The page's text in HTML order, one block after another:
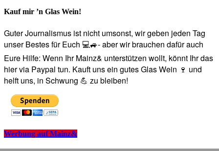
Kauf mir ’n Glas Wein!
Guter Journalismus ist nicht umsonst, wir geben jeden Tag
unser Bestes für Euch 💻🚙- aber wir brauchen dafür auch
Eure Hilfe: Wenn Ihr Mainz& unterstützen wollt, könnt Ihr das
hier via Paypal tun. Kauft uns ein gutes Glas Wein 🍷 und
helft uns, in Schwung 💪 zu bleiben!
Werbung auf Mainz&